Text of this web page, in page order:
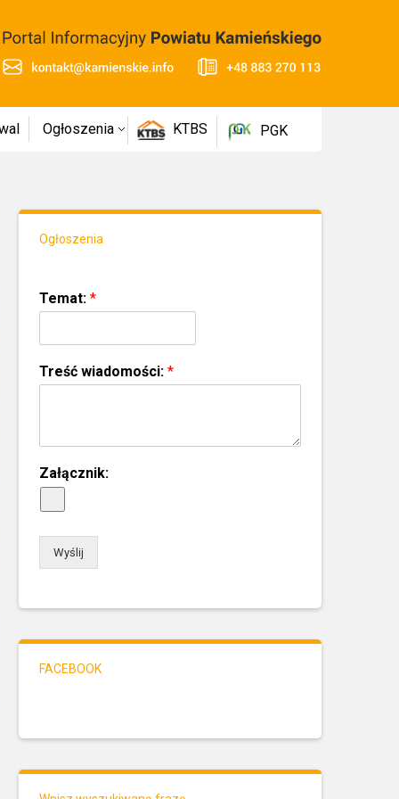
Ogłoszenia KTBS PGK
Ogłoszenia
Temat: *
Treść wiadomości: *
Załącznik:
Wyślij
FACEBOOK